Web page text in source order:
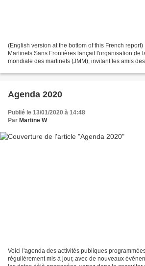
(English version at the bottom of this French report)
Martinets Sans Frontières lançait l'organisation de
mondiale des martinets (JMM), invitant les amis
Agenda 2020
Publié le 13/01/2020 à 14:48
Par Martine W
Voici l'agenda des activités publiques
régulièrement mis à jour, avec de nouveaux